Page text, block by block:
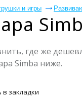
и игры
где же
Simba ниже.
закладки